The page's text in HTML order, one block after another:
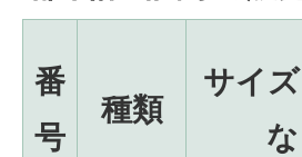
番
号
種類
サイ